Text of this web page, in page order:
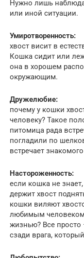
Нужно лишь
или иной ситуации.
Умиротворенность:
хвост висит в
Кошка сидит или
она в хорошем
окружающим.
Дружелюбие:
почему у кошки
человеку? Такое
питомица рада
погладили по
встречает
Настороженность:
если кошка не
держит хвост
кошки виляют
любимым
жизнью? Все просто
сзади врага,